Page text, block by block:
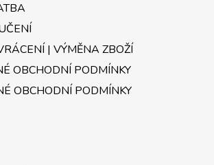
| VÝMĚNA ZBOŽÍ
OBCHODNÍ PODMÍNKY
OBCHODNÍ PODMÍNKY